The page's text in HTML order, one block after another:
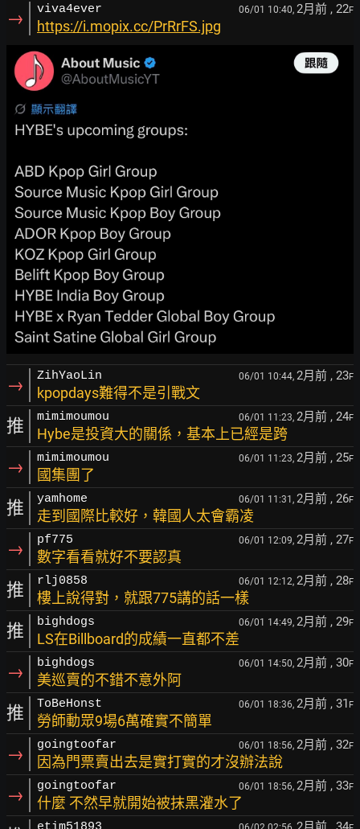
→ viva4ever 06/01 10:40, 2月前 , 22F
https://i.mopix.cc/PrRrFS.jpg
→ ZihYaoLin 06/01 10:44, 2月前 , 23F
kpopdays難得不是引戰文
推 mimimoumou 06/01 11:23, 2月前 , 24F
Hybe是投資大的關係，基本上已經是跨
→ mimimoumou 06/01 11:23, 2月前 , 25F
國集團了
推 yamhome 06/01 11:31, 2月前 , 26F
走到國際比較好，韓國人太會霸凌
→ pf775 06/01 12:09, 2月前 , 27F
數字看看就好不要認真
推 rlj0858 06/01 12:12, 2月前 , 28F
樓上說得對，就跟775講的話一樣
推 bighdogs 06/01 14:49, 2月前 , 29F
LS在Billboard的成績一直都不差
→ bighdogs 06/01 14:50, 2月前 , 30F
美巡賣的不錯不意外阿
推 ToBeHonst 06/01 18:36, 2月前 , 31 F
勞師動眾9場6萬確實不簡單
→ goingtoofar 06/01 18:56, 2月前 , 32F
因為門票賣出去是實打實的才沒辦法說
→ goingtoofar 06/01 18:56, 2月前 , 33F
什麼 不然早就開始被抹黑灌水了